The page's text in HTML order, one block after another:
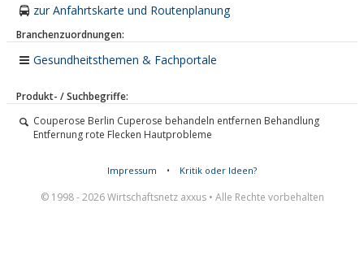
zur Anfahrtskarte und Routenplanung
Branchenzuordnungen:
Gesundheitsthemen & Fachportale
Produkt- / Suchbegriffe:
Couperose Berlin Cuperose behandeln entfernen Behandlung
Entfernung rote Flecken Hautprobleme
Impressum • Kritik oder Ideen?
© 1998 - 2026 Wirtschaftsnetz axxus • Alle Rechte vorbehalten